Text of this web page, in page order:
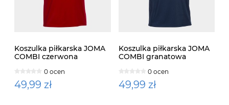
Koszulka piłkarska JOMA
COMBI czerwona
0 ocen
49,99 zł
Koszulka piłkarska JOMA
COMBI granatowa
0 ocen
49,99 zł